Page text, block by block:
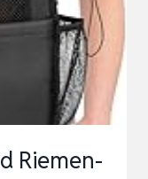
Riemen-